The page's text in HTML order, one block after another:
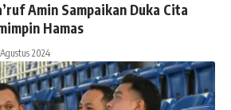
Amin Sampaikan Duka Cita
Hamas
2024